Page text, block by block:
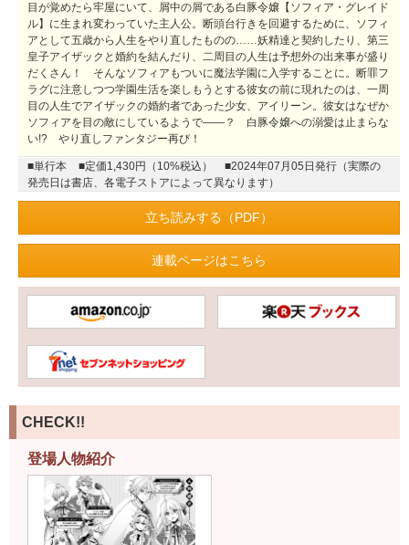
目が覚めたら牢屋にいて、屑中の屑である白豚令嬢【ソフィア・グレイド
ル】に生まれ変わっていた主人公。断頭台行きを回避するために、ソフィ
アとして五歳から人生をやり直したものの……妖精達と契約したり、第三
皇子アイザックと婚約を結んだり、二周目の人生は予想外の出来事が盛り
だくさん！ そんなソフィアもついに魔法学園に入学することに。断罪フ
ラグに注意しつつ学園生活を楽しもうとする彼女の前に現れたのは、一周
目の人生でアイザックの婚約者であった少女、アイリーン。彼女はなぜか
ソフィアを目の敵にしているようで――？ 白豚令嬢への溺愛は止まらな
い!? やり直しファンタジー再び！
■単行本 ■定価1,430円（10%税込）
■2024年07月05日発行（実際の
発売日は書店、各電子ストアによって異なります）
立ち読みする（PDF）
連載ページはこちら
CHECK!!
登場人物紹介